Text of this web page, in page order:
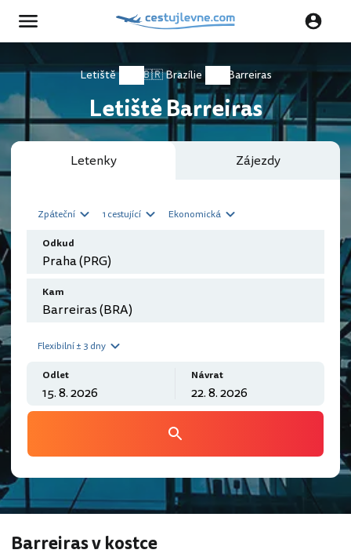
Letiště 🇧🇷 Brazílie Barreiras
Letiště Barreiras
Letenky Zájezdy
Zpáteční 1 cestující Ekonomická
Odkud
Kam
Flexibilní ± 3 dny
Odlet Návrat
Barreiras v kostce